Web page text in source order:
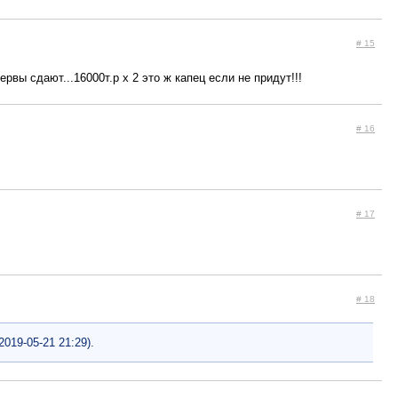
# 15
сдают...16000т.р х 2 это ж капец если не придут!!!
# 16
# 17
# 18
05-21 21:29).